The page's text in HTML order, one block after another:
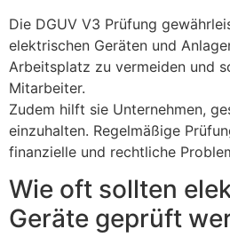
Die DGUV V3 Prüfung
elektrischen Geräten und
Arbeitsplatz zu vermeiden und
Mitarbeiter.
Zudem hilft sie Unternehmen,
einzuhalten. Regelmäßige
finanzielle und rechtliche
Wie oft sollten
Geräte geprüft